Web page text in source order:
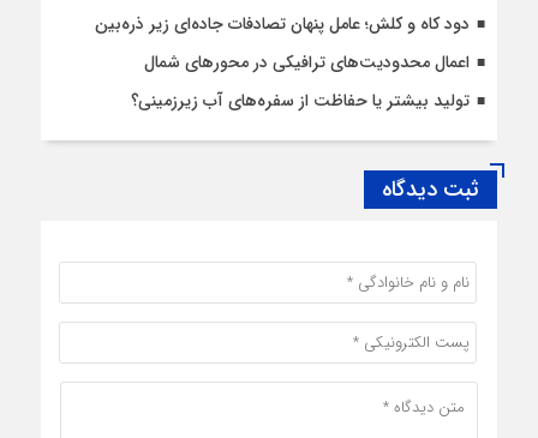
دود کاه و کلش؛ عامل پنهان تصادفات جاده‌ای زیر ذره‌بین
اعمال محدودیت‌‌های ترافیکی در محورهای شمال
تولید بیشتر یا حفاظت از سفره‌های آب زیرزمینی؟
ثبت دیدگاه